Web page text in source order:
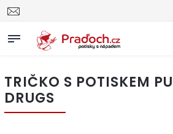
TRIČKO S POTISKEM
DRUGS